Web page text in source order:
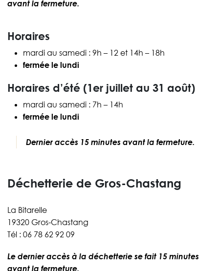
avant la fermeture.
Horaires
mardi au samedi : 9h – 12 et 14h – 18h
fermée le lundi
Horaires d’été (1er juillet au 31 août)
mardi au samedi : 7h – 14h
fermée le lundi
Dernier accès 15 minutes avant la fermeture.
Déchetterie de Gros-Chastang
La Bitarelle
19320 Gros-Chastang
Tél : 06 78 62 92 09
Le dernier accès à la déchetterie se fait 15 minutes
avant la fermeture.